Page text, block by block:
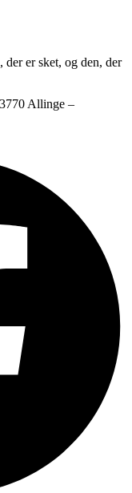
er sket, og den, der
Allinge –